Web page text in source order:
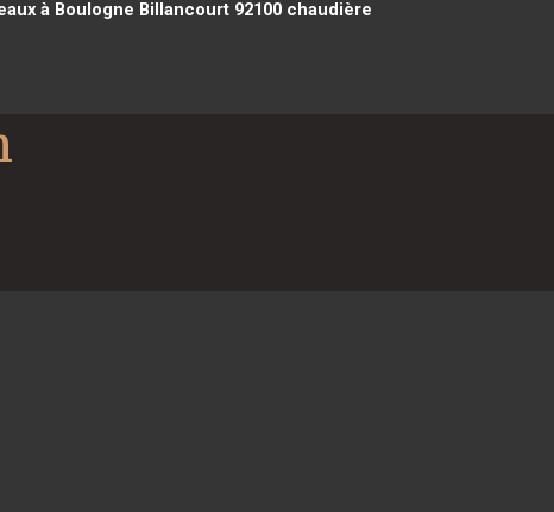
à Boulogne Billancourt 92100 chaudière